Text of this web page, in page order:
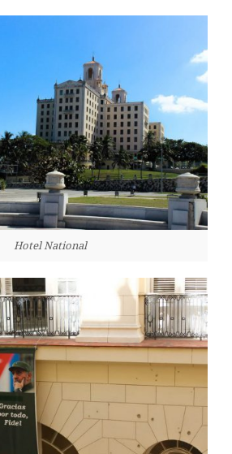
Hotel National